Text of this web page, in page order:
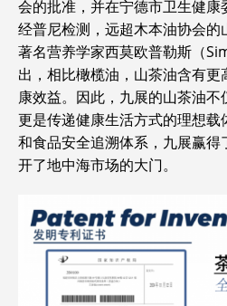
会的批准，并在宁德市卫生健
经普尼检测，远超木本油协会
著名营养学家西莫欧普勒斯（
出，相比橄榄油，山茶油含有
康效益。因此，九展的山茶油不
更是传递健康生活方式的理想
和食品安全追溯体系，九展赢
开了地中海市场的大门。